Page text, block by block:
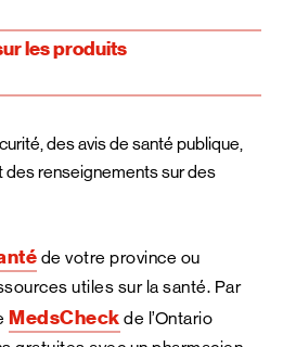
les produits
des avis de santé publique,
des renseignements sur des
de votre province ou
utiles sur la santé. Par
MedsCheck de l’Ontario